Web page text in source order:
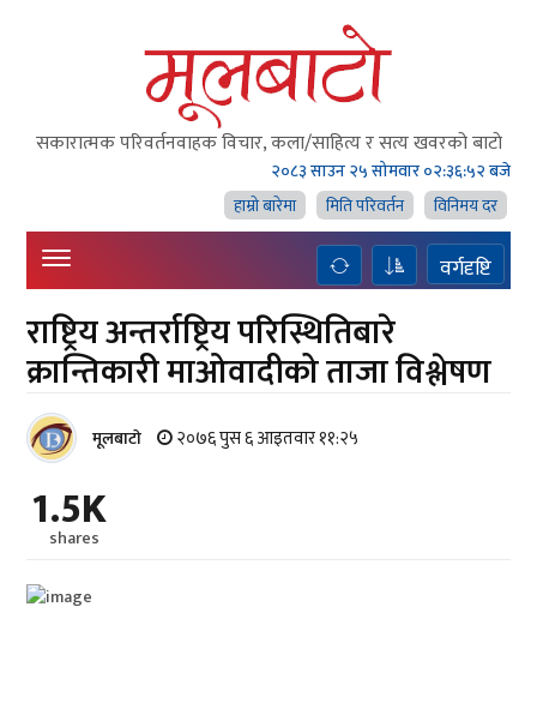
सकारात्मक परिवर्तनवाहक विचार, कला/साहित्य र सत्य खवरको बाटाे
२०८३ साउन २५ सोमवार०२:३६:५३ बजे
हाम्राे बारेमा
मिति परिवर्तन विनिमय दर
वर्गदृष्टि
राष्ट्रिय अन्तर्राष्ट्रिय परिस्थितिबारे
क्रान्तिकारी माओवादीको ताजा विश्लेषण
मूलबाटाे २०७६ पुस ६ आइतवार ११:२५
1.5K
shares